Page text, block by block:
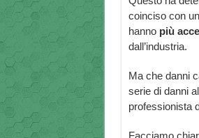
coinciso con
hanno più
dall’industria.
Ma che danni
serie di danni
professionista